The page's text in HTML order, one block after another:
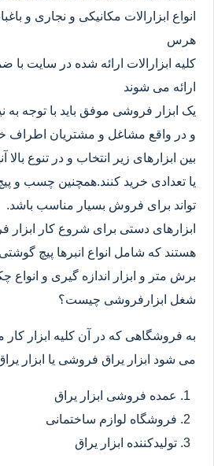
انواع ابزارالات مکانیکی و نجاری و
هرس
کلیه ابزارالات ارائه شده در سایت با
ارائه می شوند
یک ابزار فروشی موفق باید با توجه به
و در واقع مشاغل و مشتریان اطراف
بین ابزارهای زیر انتخاب و در تنوع
یا تعدادی خرید کنند.همچنین چسب و
تواند برای فروش بسیار مناسب باشد.
ابزارهای دستی برای شروع کار
هستند که شامل انواع انبرها پیچ
برش متر و ابزار اندازه گیری و
شغل ابزارفروشی چیست؟
به فروشگاهی که در آن کلیه ابزار
می شود ابزار یراق فروشی یا ابزار
عمده فروشی ابزار یراق
فروشگاه لوازم ساختمانی
تولیدکننده ابزار یراق